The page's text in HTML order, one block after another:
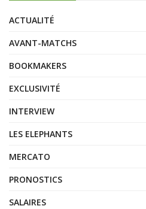
ACTUALITÉ
AVANT-MATCHS
BOOKMAKERS
EXCLUSIVITÉ
INTERVIEW
LES ELEPHANTS
MERCATO
PRONOSTICS
SALAIRES